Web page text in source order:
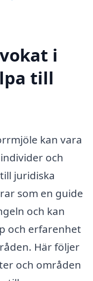
i
till
kan vara
och
juridiska
som en guide
och kan
och erfarenhet
Här följer
och områden